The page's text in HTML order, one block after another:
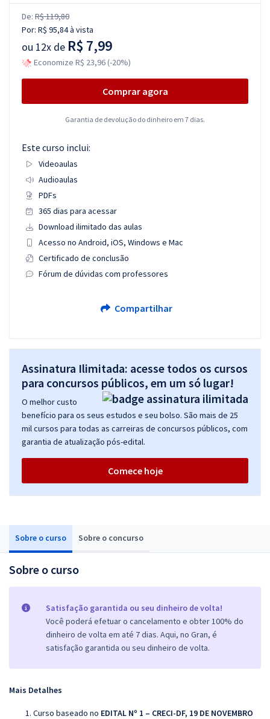
Sobre o curso Sobre o concurso
Sobre o curso
Satisfação garantida ou seu dinheiro de volta!
Você poderá efetuar o cancelamento e obter 100% do
dinheiro de volta em até 7 dias. Aqui, no Gran, é
satisfação garantida ou seu dinheiro de volta.
Mais Detalhes
Curso baseado no EDITAL Nº 1 – CRECI-DF, 19 DE NOVEMBRO
De: R$ 119,80
Por: R$ 95,84à vista
ou 12x de R$ 7,99
Economize R$ 23,96 (-20%)
Comprar agora
Garantia de devolução do dinheiro em 7 dias.
Este curso inclui:
Videoaulas
Audioaulas
PDFs
365 dias para acessar
Download ilimitado das aulas
Acesso no Android, iOS, Windows e Mac
Certificado de conclusão
Fórum de dúvidas com professores
Compartilhar
Assinatura Ilimitada: acesse todos os cursos
para concursos públicos, em um só lugar!
O melhor custo
benefício para os seus estudos e seu bolso. São mais de 25
mil cursos para todas as carreiras de concursos públicos, com
garantia de atualização pós-edital.
Comece hoje